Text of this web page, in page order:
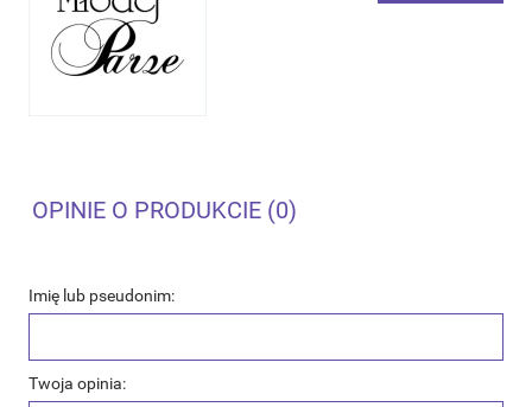
OPINIE O PRODUKCIE (0)
Imię lub pseudonim:
Twoja opinia: